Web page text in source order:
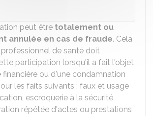
peut être totalement ou
annulée en cas de fraude. Cela
de santé doit
participation lorsqu'il a fait l'objet
financière ou d'une condamnation
les faits suivants : faux et usage
escroquerie à la sécurité
répétée d'actes ou prestations